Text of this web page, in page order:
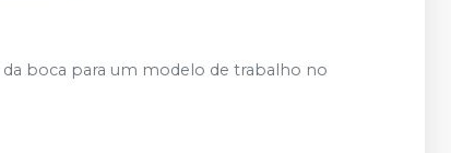
boca para um modelo de trabalho no